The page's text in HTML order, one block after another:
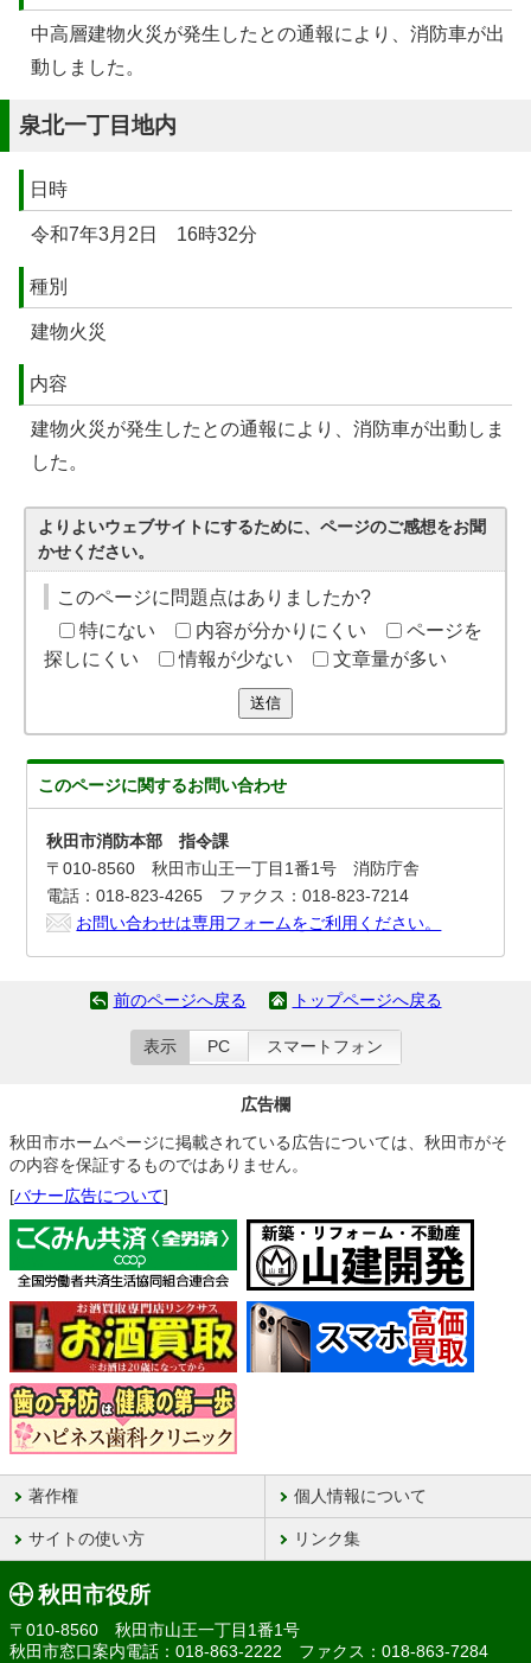
中高層建物火災が発生したとの通報により、消防車が出
動しました。
泉北一丁目地内
日時
令和7年3月2日 16時32分
種別
建物火災
内容
建物火災が発生したとの通報により、消防車が出動しま
した。
よりよいウェブサイトにするために、ページのご感想をお聞
かせください。
このページに問題点はありましたか?
特にない
内容が分かりにくい
ページを
探しにくい
情報が少ない 文章量が多い
送信
このページに関するお問い合わせ
秋田市消防本部 指令課
〒010-8560 秋田市山王一丁目1番1号 消防庁舎
電話：018-823-4265 ファクス：018-823-7214
お問い合わせは専用フォームをご利用ください。
前のページへ戻る トップページへ戻る
表示 PC スマートフォン
広告欄
秋田市ホームページに掲載されている広告については、秋田市がそ
の内容を保証するものではありません。
[バナー広告について]
著作権 個人情報について
サイトの使い方 リンク集
秋田市役所
〒010-8560 秋田市山王一丁目1番1号
秋田市窓口案内電話：018-863-2222 ファクス：018-863-7284